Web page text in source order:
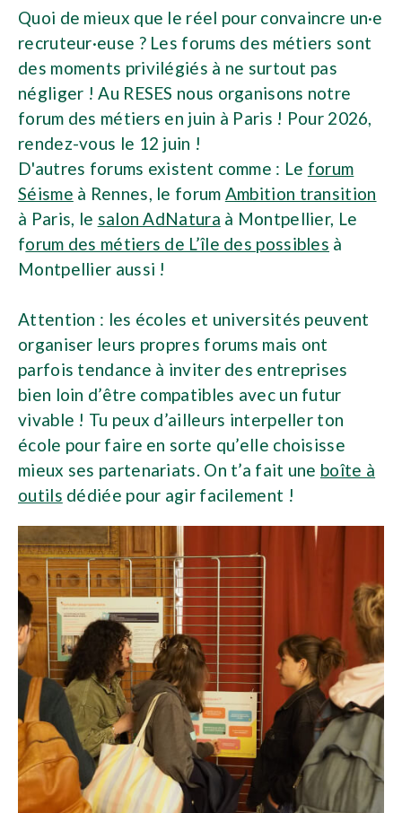
Quoi de mieux que le réel pour convaincre un·e
recruteur·euse ? Les forums des métiers sont
des moments privilégiés à ne surtout pas
négliger ! Au RESES nous organisons notre
forum des métiers en juin à Paris ! Pour 2026,
rendez-vous le 12 juin !
D'autres forums existent comme : Le forum
Séisme à Rennes, le forum Ambition transition
à Paris, le salon AdNatura à Montpellier, Le
forum des métiers de L’île des possibles à
Montpellier aussi !
Attention : les écoles et universités peuvent
organiser leurs propres forums mais ont
parfois tendance à inviter des entreprises
bien loin d’être compatibles avec un futur
vivable ! Tu peux d’ailleurs interpeller ton
école pour faire en sorte qu’elle choisisse
mieux ses partenariats. On t’a fait une boîte à
outils dédiée pour agir facilement !